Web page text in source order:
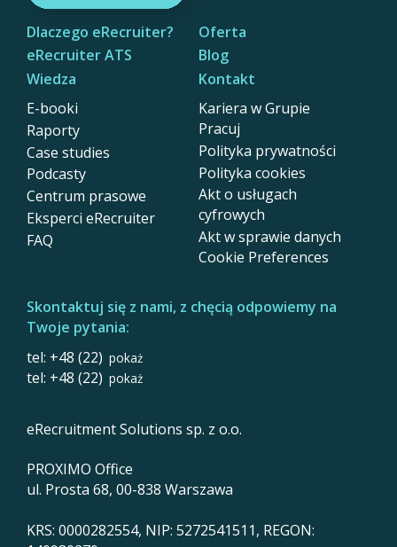
Dlaczego eRecruiter?
eRecruiter ATS
Wiedza
E-booki
Raporty
Case studies
Podcasty
Centrum prasowe
Eksperci eRecruiter
FAQ
Oferta
Blog
Kontakt
Kariera w Grupie
Pracuj
Polityka prywatności
Polityka cookies
Akt o usługach
cyfrowych
Akt w sprawie danych
Cookie Preferences
Skontaktuj się z nami, z chęcią odpowiemy na
Twoje pytania:
tel: +48 (22) pokaż
tel: +48 (22) pokaż
eRecruitment Solutions sp. z o.o.
PROXIMO Office
ul. Prosta 68, 00-838 Warszawa
KRS: 0000282554, NIP: 5272541511, REGON: